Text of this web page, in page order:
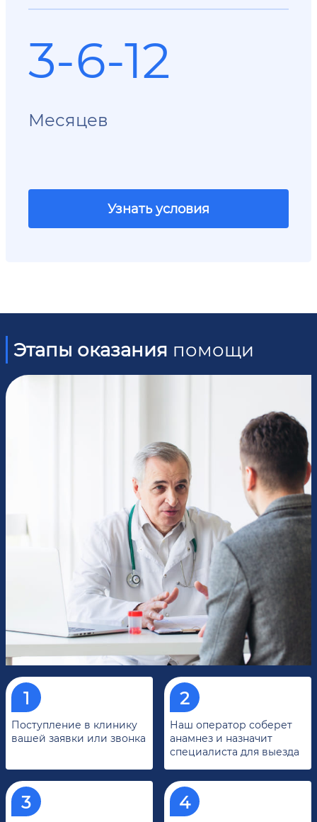
3-6-12
Месяцев
Узнать условия
Этапы оказания помощи
Поступление в клинику
вашей заявки или звонка
Наш оператор соберет
анамнез и назначит
специалиста для выезда